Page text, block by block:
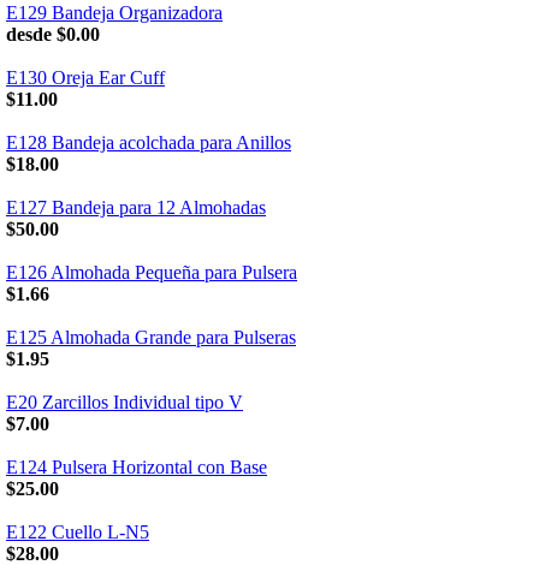
E129 Bandeja Organizadora
desde $0.00
E130 Oreja Ear Cuff
$11.00
E128 Bandeja acolchada para Anillos
$18.00
E127 Bandeja para 12 Almohadas
$50.00
E126 Almohada Pequeña para Pulsera
$1.66
E125 Almohada Grande para Pulseras
$1.95
E20 Zarcillos Individual tipo V
$7.00
E124 Pulsera Horizontal con Base
$25.00
E122 Cuello L-N5
$28.00